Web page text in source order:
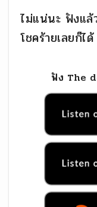
ไม่แน่นะ ฟังแล้
โชคร้ายเลยก็ได้
ฟัง The